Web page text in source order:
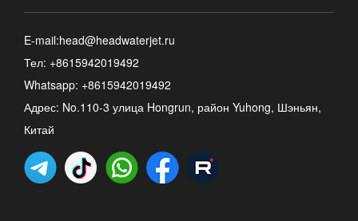
E-mail:head@headwaterjet.ru
Тел: +8615942019492
Whatsapp: +8615942019492
Адрес: No.110-3 улица Hongrun, район Yuhong, Шэньян,
Китай